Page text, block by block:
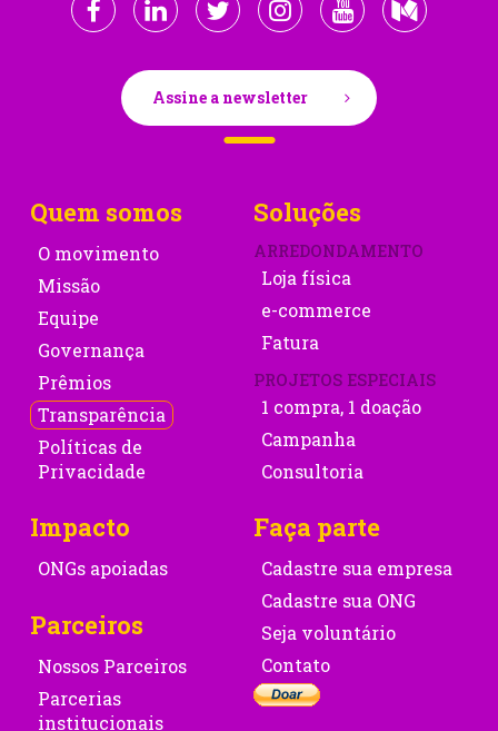
Assine a newsletter
Quem somos
O movimento
Missão
Equipe
Governança
Prêmios
Transparência
Políticas de
Privacidade
Soluções
ARREDONDAMENTO
Loja física
e-commerce
Fatura
PROJETOS ESPECIAIS
1 compra, 1 doação
Campanha
Consultoria
Impacto
ONGs apoiadas
Parceiros
Nossos Parceiros
Parcerias
institucionais
Faça parte
Cadastre sua empresa
Cadastre sua ONG
Seja voluntário
Contato